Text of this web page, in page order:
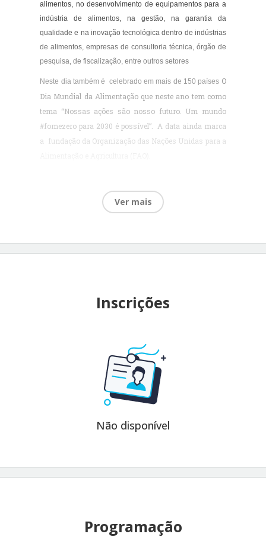
alimentos, no desenvolvimento de equipamentos para a
indústria de alimentos, na gestão, na garantia da
qualidade e na inovação tecnológica dentro de indústrias
de alimentos, empresas de consultoria técnica, órgão de
pesquisa, de fiscalização, entre outros setores
Neste dia também é celebrado em mais de 150 países O
Dia Mundial da Alimentação que neste ano tem como
tema “Nossas ações são nosso futuro. Um mundo
#fomezero para 2030 é possível”.
A data ainda marca
a fundação da Organização das Nações Unidas para a
das diversas possibilidades de atuação deste
profissional na atualidade e para o futuro, bem como
também em relação aos aspectos econômicos,
Aguardamos vocês para este momento de
Profª Cristiane Patrícia de Oliveira
Ver mais
Inscrições
Não disponível
Programação